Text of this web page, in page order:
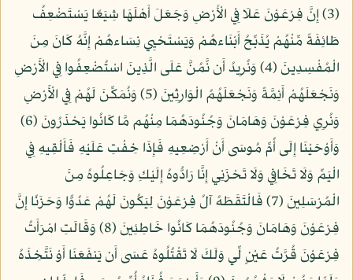
(3) إِنَّ فِرْعَوْنَ عَلَا فِي الْأَرْضِ وَجَعَلَ أَهْلَهَا شِيَعًا يَسْتَضْعِفُ
طَائِفَةً مِّنْهُمْ يُذَبِّحُ أَبْنَاءهُمْ وَيَسْتَحْيِي نِسَاءهُمْ إِنَّهُ كَانَ مِنَ
الْمُفْسِدِينَ (4) وَنُرِيدُ أَن نَّمُنَّ عَلَى الَّذِينَ اسْتُضْعِفُوا فِي الْأَرْضِ
وَنَجْعَلَهُمْ أَئِمَّةً وَنَجْعَلَهُمُ الْوَارِثِينَ (5) وَنُمَكِّنَ لَهُمْ فِي الْأَرْضِ
وَنُرِي فِرْعَوْنَ وَهَامَانَ وَجُنُودَهُمَا مِنْهُم مَّا كَانُوا يَحْذَرُونَ (6)
وَأَوْحَيْنَا إِلَى أُمِّ مُوسَى أَنْ أَرْضِعِيهِ فَإِذَا خِفْتِ عَلَيْهِ فَأَلْقِيهِ فِي
الْيَمِّ وَلَا تَخَافِي وَلَا تَحْزَنِي إِنَّا رَادُّوهُ إِلَيْكِ وَجَاعِلُوهُ مِنَ
الْمُرْسَلِينَ (7) فَالْتَقَطَهُ آلُ فِرْعَوْنَ لِيَكُونَ لَهُمْ عَدُوًّا وَحَزَنًا إِنَّ
فِرْعَوْنَ وَهَامَانَ وَجُنُودَهُمَا كَانُوا خَاطِئِينَ (8) وَقَالَتِ امْرَأَتُ
فِرْعَوْنَ قُرَّتُ عَيْنٍ لِّي وَلَكَ لَا تَقْتُلُوهُ عَسَى أَن يَنفَعَنَا أَوْ نَتَّخِذَهُ